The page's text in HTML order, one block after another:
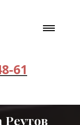
61
Реутов